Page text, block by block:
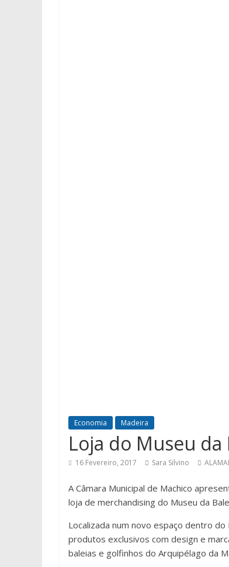
Economia Madeira
Loja do Museu da
16 Fevereiro, 2017 Sara Silvino
A Câmara Municipal de Machico
loja de merchandising do Museu da
Localizada num novo espaço dentro
produtos exclusivos com design e
baleias e golfinhos do Arquipélago da